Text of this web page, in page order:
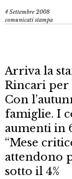
4 Settembre 2008
comunicati stampa
Arriva la
Rincari per
Con
famiglie. I
aumenti in
“Mese
attendono
sotto il 4%